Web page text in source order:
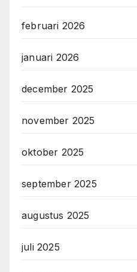
februari 2026
januari 2026
december 2025
november 2025
oktober 2025
september 2025
augustus 2025
juli 2025